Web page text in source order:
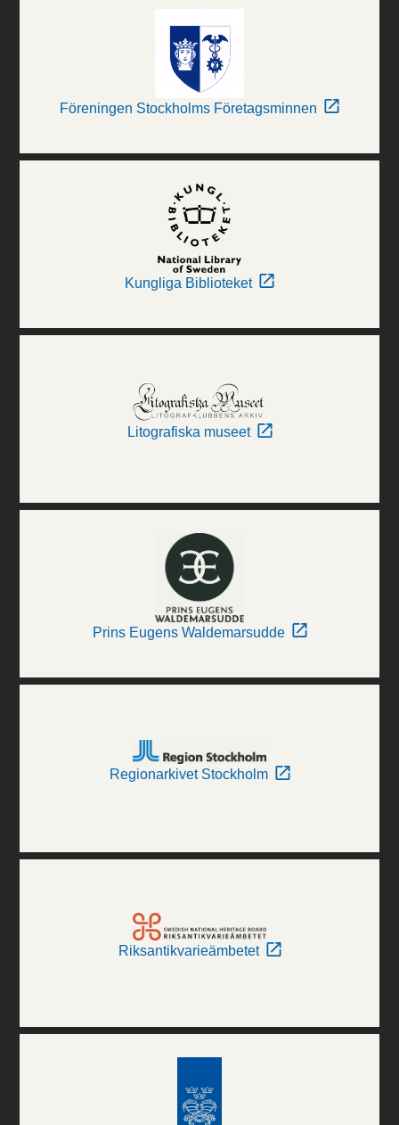
Föreningen Stockholms Företagsminnen
Kungliga Biblioteket
Litografiska museet
Prins Eugens Waldemarsudde
Regionarkivet Stockholm
Riksantikvarieämbetet